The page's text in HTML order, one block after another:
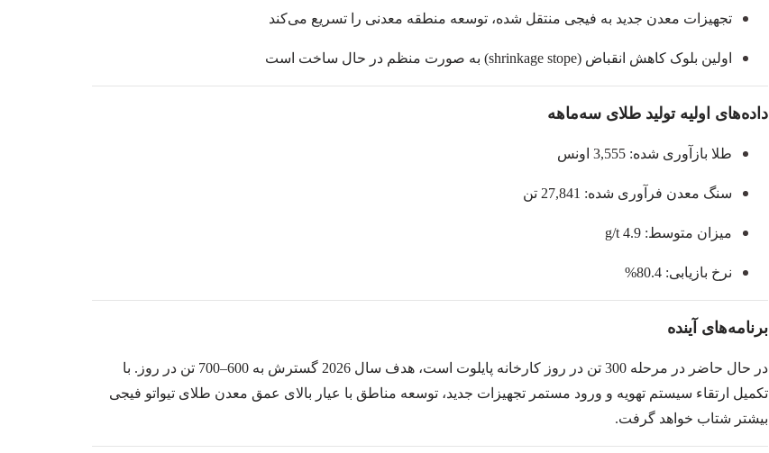
تجهیزات معدن جدید به فیجی منتقل شده، توسعه منطقه معدنی را تسریع می‌کند
اولین بلوک کاهش انقباض (shrinkage stope) به صورت منظم در حال ساخت است
داده‌های اولیه تولید طلای سه‌ماهه
طلا بازآوری شده: 3,555 اونس
سنگ معدن فرآوری شده: 27,841 تن
میزان متوسط: 4.9 g/t
نرخ بازیابی: 80.4%
برنامه‌های آینده
در حال حاضر در مرحله 300 تن در روز کارخانه پایلوت است، هدف سال 2026 گسترش به 600–700
تن در روز. با
تکمیل ارتقاء سیستم تهویه و ورود مستمر تجهیزات جدید، توسعه مناطق با عیار بالای عمق معدن طلای تیواتو فیجی
بیشتر شتاب خواهد گرفت.